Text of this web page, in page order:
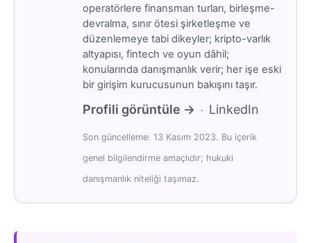
operatörlere finansman turları, birleşme-
devralma, sınır ötesi şirketleşme ve
düzenlemeye tabi dikeyler; kripto-varlık
altyapısı, fintech ve oyun dâhil;
konularında danışmanlık verir; her işe eski
bir girişim kurucusunun bakışını taşır.
Profili görüntüle → · LinkedIn
Son güncelleme: 13 Kasım 2023. Bu içerik
genel bilgilendirme amaçlıdır; hukuki
danışmanlık niteliği taşımaz.